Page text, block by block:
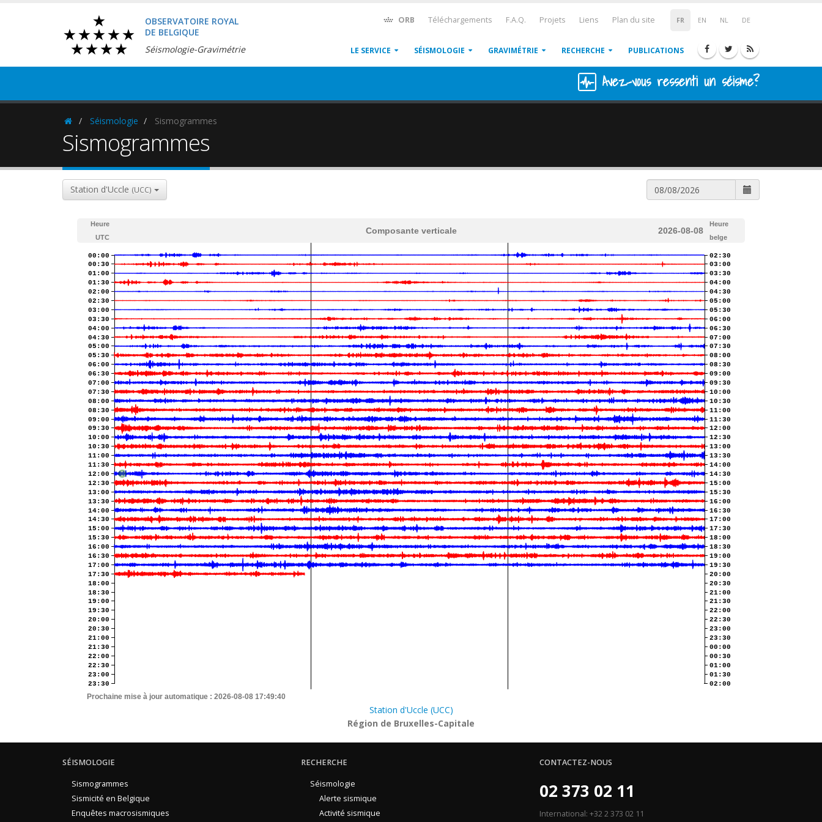
OBSERVATOIRE ROYAL
DE BELGIQUE
Séismologie-Gravimétrie
FR EN NL DE
ORB Téléchargements F.A.Q. Projets Liens Plan du site
LE SERVICE SÉISMOLOGIE GRAVIMÉTRIE RECHERCHE PUBLICATIONS
Avez-vous ressenti un séisme?
HomepageSéismologie Sismogrammes
Sismogrammes
Station d'Uccle (UCC)
Heure
UTC
Composante verticale 2026-08-08
Heure
belge
00:00
00:30
01:00
01:30
02:00
02:30
03:00
03:30
04:00
04:30
05:00
05:30
06:00
06:30
07:00
07:30
08:00
08:30
09:00
09:30
10:00
10:30
11:00
11:30
12:00
12:30
13:00
13:30
14:00
14:30
15:00
15:30
16:00
16:30
17:00
17:30
18:00
18:30
19:00
19:30
20:00
20:30
21:00
21:30
22:00
22:30
23:00
23:30
02:30
03:00
03:30
04:00
04:30
05:00
05:30
06:00
06:30
07:00
07:30
08:00
08:30
09:00
09:30
10:00
10:30
11:00
11:30
12:00
12:30
13:00
13:30
14:00
14:30
15:00
15:30
16:00
16:30
17:00
17:30
18:00
18:30
19:00
19:30
20:00
20:30
21:00
21:30
22:00
22:30
23:00
23:30
00:00
00:30
01:00
01:30
02:00
Prochaine mise à jour automatique : 2026-08-08 17:49:40
Station d'Uccle (UCC)
Région de Bruxelles-Capitale
SÉISMOLOGIE
Sismogrammes
Sismicité en Belgique
Enquêtes macrosismiques
RECHERCHE
Séismologie
Alerte sismique
Activité sismique
CONTACTEZ-NOUS
02 373 02 11
International: +32 2 373 02 11